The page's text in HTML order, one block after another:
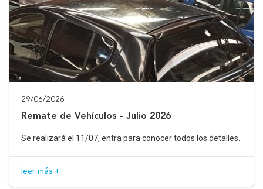
29/06/2026
Remate de Vehículos - Julio 2026
Se realizará el 11/07, entra para conocer todos los detalles.
leer más +